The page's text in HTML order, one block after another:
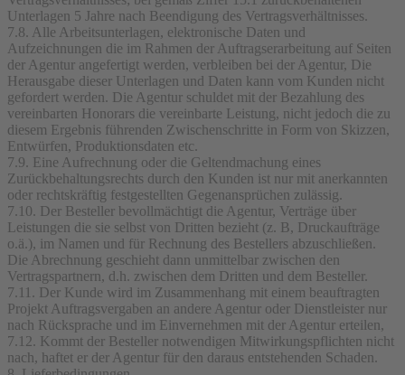
Unterlagen 5 Jahre nach Beendigung des Vertragsverhältnisses.
7.8. Alle Arbeitsunterlagen, elektronische Daten und
Aufzeichnungen die im Rahmen der Auftragserarbeitung auf Seiten
der Agentur angefertigt werden, verbleiben bei der Agentur, Die
Herausgabe dieser Unterlagen und Daten kann vom Kunden nicht
gefordert werden. Die Agentur schuldet mit der Bezahlung des
vereinbarten Honorars die vereinbarte Leistung, nicht jedoch die zu
diesem Ergebnis führenden Zwischenschritte in Form von Skizzen,
Entwürfen, Produktionsdaten etc.
7.9. Eine Aufrechnung oder die Geltendmachung eines
Zurückbehaltungsrechts durch den Kunden ist nur mit anerkannten
oder rechtskräftig festgestellten Gegenansprüchen zulässig.
7.10. Der Besteller bevollmächtigt die Agentur, Verträge über
Leistungen die sie selbst von Dritten bezieht (z. B, Druckaufträge
o.ä.), im Namen und für Rechnung des Bestellers abzuschließen.
Die Abrechnung geschieht dann unmittelbar zwischen den
Vertragspartnern, d.h. zwischen dem Dritten und dem Besteller.
7.11. Der Kunde wird im Zusammenhang mit einem beauftragten
Projekt Auftragsvergaben an andere Agentur oder Dienstleister nur
nach Rücksprache und im Einvernehmen mit der Agentur erteilen,
7.12. Kommt der Besteller notwendigen Mitwirkungspflichten nicht
nach, haftet er der Agentur für den daraus entstehenden Schaden.